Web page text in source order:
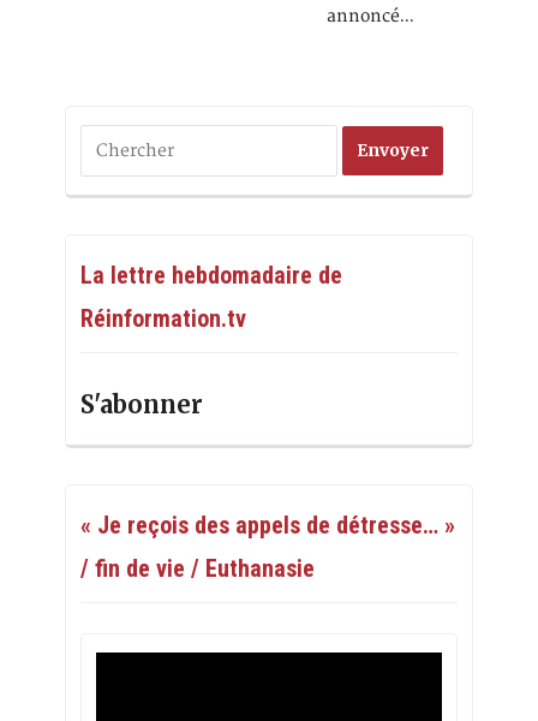
annoncé…
La lettre hebdomadaire de
Réinformation.tv
S'abonner
« Je reçois des appels de détresse… »
/ fin de vie / Euthanasie